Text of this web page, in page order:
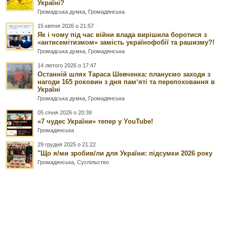
Україні?
Громадська думка Громадянська
15 квітня 2026 о 21:57
Як і чому під час війни влада вирішила боротися з
«антисемітизмом» замість українофобії та рашизму?!
Громадська думка Громадянська
14 лютого 2026 о 17:47
Останній шлях Тараса Шевченка: плануємо заходи з
нагоди 165 роковин з дня памʼяті та перепоховання в
Україні
Громадська думка Громадянська
05 січня 2026 о 20:39
«7 чудес України» тепер у YouTube!
Громадянська
29 грудня 2025 о 21:22
"Що я/ми зробив/ли для України: підсумки 2026 року
Громадянська ,Суспільство